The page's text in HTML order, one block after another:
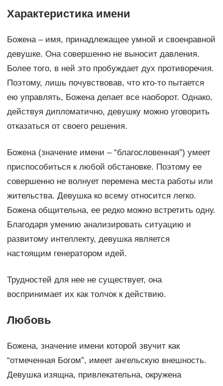
Характеристика имени
Божена – имя, принадлежащее умной и своенравной
девушке. Она совершенно не выносит давления.
Более того, в ней это пробуждает дух противоречия.
Поэтому, лишь почувствовав, что кто-то пытается
ею управлять, Божена делает все наоборот. Однако,
действуя дипломатично, девушку можно уговорить
отказаться от своего решения.
Божена (значение имени – “благословенная”) умеет
приспособиться к любой обстановке. Поэтому ее
совершенно не волнует перемена места работы или
жительства. Девушка ко всему относится легко.
Божена общительна, ее редко можно встретить одну.
Благодаря умению анализировать ситуацию и
развитому интеллекту, девушка является
настоящим генератором идей.
Трудностей для нее не существует, она
воспринимает их как толчок к действию.
Любовь
Божена, значение имени которой звучит как
“отмеченная Богом”, имеет ангельскую внешность.
Девушка изящна, привлекательна, окружена